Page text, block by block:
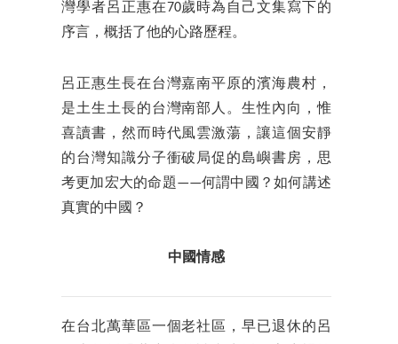
灣學者呂正惠在70歲時為自己文集寫下的
序言，概括了他的心路歷程。
呂正惠生長在台灣嘉南平原的濱海農村，
是土生土長的台灣南部人。生性內向，惟
喜讀書，然而時代風雲激蕩，讓這個安靜
的台灣知識分子衝破局促的島嶼書房，思
考更加宏大的命題——何謂中國？如何講述
真實的中國？
中國情感
在台北萬華區一個老社區，早已退休的呂